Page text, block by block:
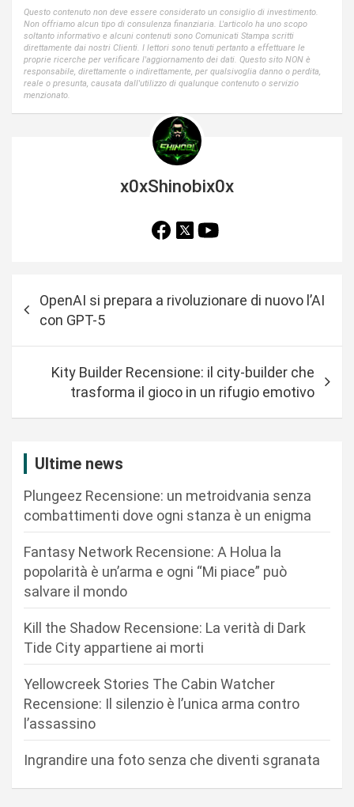
Questo contenuto non deve essere considerato un consiglio di investimento.
Non offriamo alcun tipo di consulenza finanziaria. L'articolo ha uno scopo
soltanto informativo e alcuni contenuti sono Comunicati Stampa scritti
direttamente dai nostri Clienti. I lettori sono tenuti pertanto a effettuare le
proprie ricerche per verificare l'aggiornamento dei dati. Questo sito NON è
responsabile, direttamente o indirettamente, per qualsivoglia danno o perdita,
reale o presunta, causata dall'utilizzo di qualunque contenuto o servizio
menzionato.
x0xShinobix0x
a
OpenAI si prepara a rivoluzionare di nuovo l’AI
con GPT-5
Kity Builder Recensione: il city-builder che
trasforma il gioco in un rifugio emotivo
Ultime news
Plungeez Recensione: un metroidvania senza
combattimenti dove ogni stanza è un enigma
Fantasy Network Recensione: A Holua la
popolarità è un’arma e ogni “Mi piace” può
salvare il mondo
Kill the Shadow Recensione: La verità di Dark
Tide City appartiene ai morti
Yellowcreek Stories The Cabin Watcher
Recensione: Il silenzio è l’unica arma contro
l’assassino
Ingrandire una foto senza che diventi sgranata